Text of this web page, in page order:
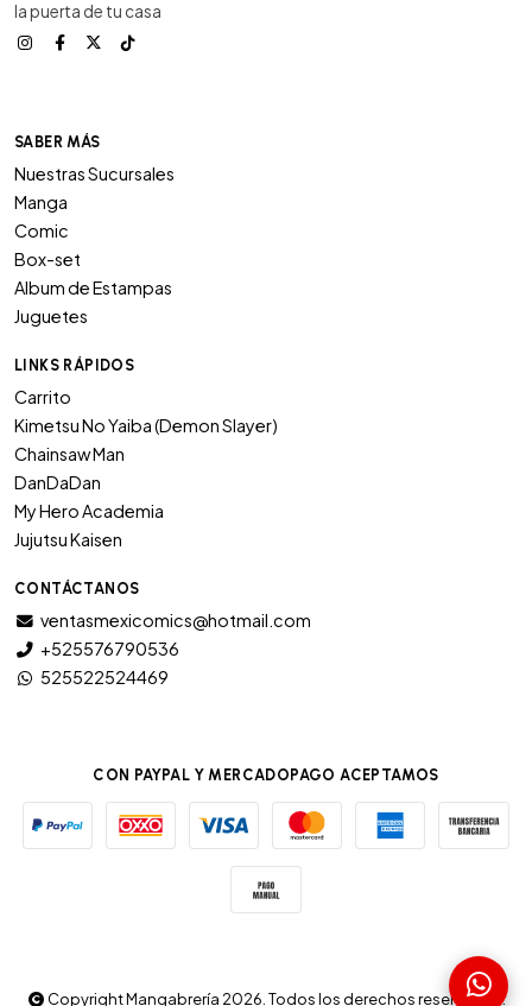
la puerta de tu casa
SABER MÁS
Nuestras Sucursales
Manga
Comic
Box-set
Album de Estampas
Juguetes
LINKS RÁPIDOS
Carrito
Kimetsu No Yaiba (Demon Slayer)
Chainsaw Man
DanDaDan
My Hero Academia
Jujutsu Kaisen
CONTÁCTANOS
ventasmexicomics@hotmail.com
+525576790536
525522524469
CON PAYPAL Y MERCADOPAGO ACEPTAMOS
Copyright Mangabrería 2026. Todos los derechos reservados.